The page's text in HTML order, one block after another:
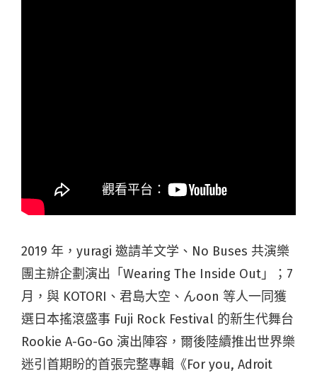
2019 年，yuragi 邀請羊文学、No Buses 共演樂
團主辦企劃演出「Wearing The Inside Out」；7
月，與 KOTORI、君島大空、んoon 等人一同獲
選日本搖滾盛事 Fuji Rock Festival 的新生代舞台
Rookie A-Go-Go 演出陣容，爾後陸續推出世界樂
迷引首期盼的首張完整專輯《For you, Adroit